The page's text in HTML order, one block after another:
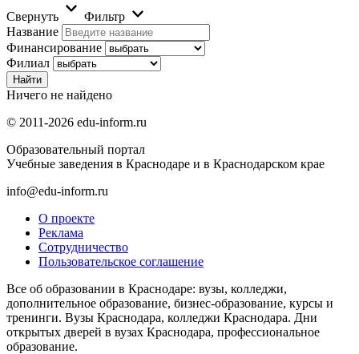
Свернуть
Фильтр
Название
Финансирование
Филиал
Ничего не найдено
© 2011-2026 edu-inform.ru
Образовательный портал
Учебные заведения в Краснодаре и в Краснодарском крае
info@edu-inform.ru
О проекте
Реклама
Сотрудничество
Пользовательское соглашение
Все об образовании в Краснодаре: вузы, колледжи,
дополнительное образование, бизнес-образование, курсы и
тренинги. Вузы Краснодара, колледжи Краснодара. Дни
открытых дверей в вузах Краснодара, профессиональное
образование.